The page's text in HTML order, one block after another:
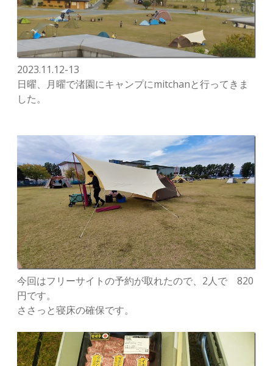
2023.11.12-13
日曜、月曜で渚園にキャンプにmitchanと行ってきま
した。
今回はフリーサイトの予約が取れたので、2人で 820
円です。
ささっと寝床の確保です。